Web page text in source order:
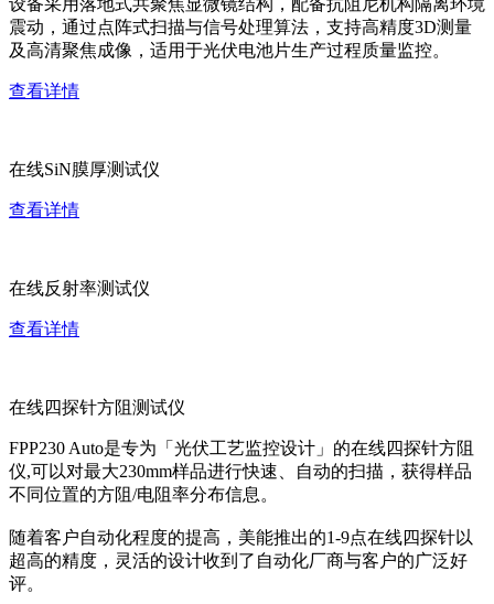
设备采用落地式共聚焦显微镜结构，配备抗阻尼机构隔离环境
震动，通过点阵式扫描与信号处理算法，支持高精度3D测量
及高清聚焦成像，适用于光伏电池片生产过程质量监控。
查看详情
在线SiN膜厚测试仪
查看详情
在线反射率测试仪
查看详情
在线四探针方阻测试仪
FPP230 Auto是专为「光伏工艺监控设计」的在线四探针方阻
仪,可以对最大230mm样品进行快速、自动的扫描，获得样品
不同位置的方阻/电阻率分布信息。
随着客户自动化程度的提高，美能推出的1-9点在线四探针以
超高的精度，灵活的设计收到了自动化厂商与客户的广泛好
评。